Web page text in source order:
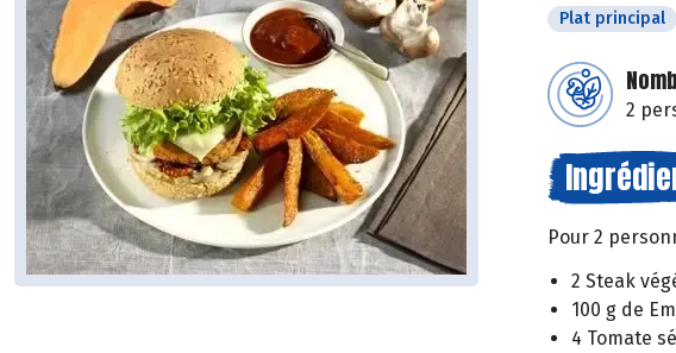
Plat principal
2
Pour 2
2 Steak
100 g de
4 Tomate